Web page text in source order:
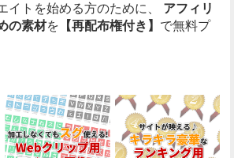
イトを始める方のために、
アフィリ
の素材を 【再配布権付き】 で無料プ